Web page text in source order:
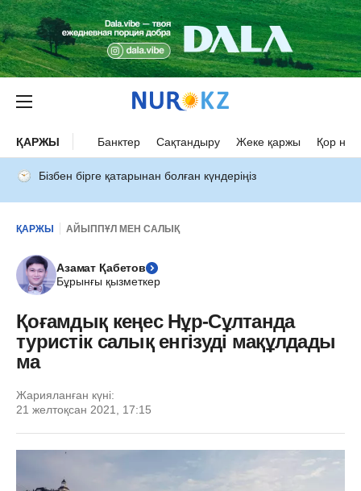
ҚАРЖЫ Банктер Сақтандыру Жеке қаржы Қор
Бізбен бірге қатарынан болған күндеріңіз
ҚАРЖЫ АЙЫППҰЛ МЕН САЛЫҚ
Азамат Қабетов
Бұрынғы қызметкер
Қоғамдық кеңес Нұр-Сұлтанда
туристік салық енгізуді мақұлдады
ма
Жарияланған күні:
21 желтоқсан 2021, 17:15